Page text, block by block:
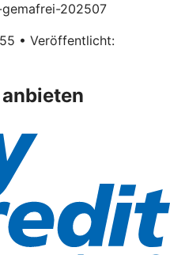
202507
• Veröffentlicht: